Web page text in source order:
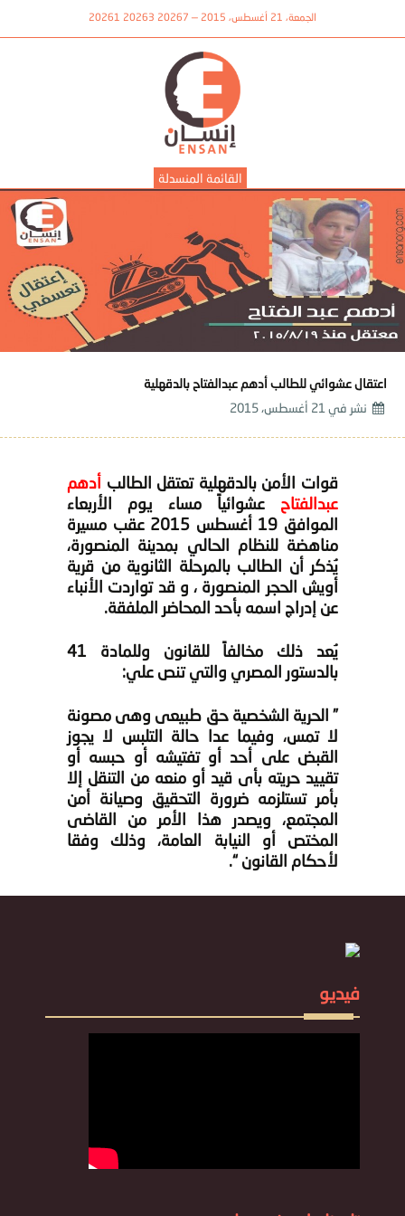
الجمعة، 21 أغسطس، 2015 — 20267 20263 20261
القائمة المنسدلة
اعتقال عشوائي للطالب أدهم عبدالفتاح بالدقهلية
نشر في 21 أغسطس، 2015
قوات الأمن بالدقهلية تعتقل الطالب أدهم
عبدالفتاح عشوائياً مساء يوم الأربعاء
الموافق 19 أغسطس 2015 عقب مسيرة
مناهضة للنظام الحالي بمدينة المنصورة،
يُذكر أن الطالب بالمرحلة الثانوية من قرية
أويش الحجر المنصورة ، و قد تواردت الأنباء
عن إدراج اسمه بأحد المحاضر الملفقة.
يُعد ذلك مخالفاً للقانون وللمادة 41
بالدستور المصري والتي تنص علي:
” الحرية الشخصية حق طبيعى وهى مصونة
لا تمس، وفيما عدا حالة التلبس لا يجوز
القبض على أحد أو تفتيشه أو حبسه أو
تقييد حريته بأى قيد أو منعه من التنقل إلا
بأمر تستلزمه ضرورة التحقيق وصيانة أمن
المجتمع، ويصدر هذا الأمر من القاضى
المختص أو النيابة العامة، وذلك وفقا
لأحكام القانون “.
فيديو